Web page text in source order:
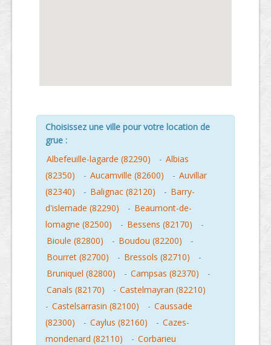
Choisissez une ville pour votre location de
grue :
Albefeuille-lagarde (82290)
- Albias
(82350)
- Aucamville (82600) - Auvillar
(82340)
- Balignac (82120) - Barry-
d'islemade (82290)
- Beaumont-de-
lomagne (82500)
- Bessens (82170)
-
Bioule (82800)
- Boudou (82200)
-
Bourret (82700)
- Bressols (82710)
-
Bruniquel (82800)
- Campsas (82370)
-
Canals (82170)
- Castelmayran (82210)
- Castelsarrasin (82100) - Caussade
(82300)
- Caylus (82160) - Cazes-
mondenard (82110)
- Corbarieu